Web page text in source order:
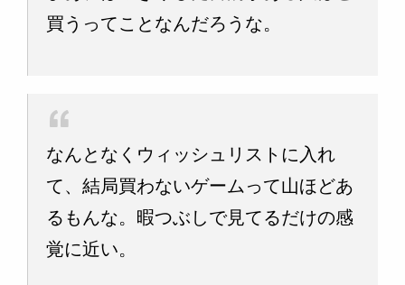
買うってことなんだろうな。
なんとなくウィッシュリストに入れ
て、結局買わないゲームって山ほどあ
るもんな。暇つぶしで見てるだけの感
覚に近い。